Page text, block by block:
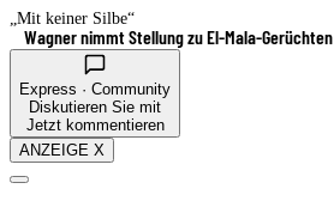
„Mit keiner Silbe“
Wagner nimmt Stellung zu El-Mala-Gerüchten
Express · Community
Diskutieren Sie mit
Jetzt kommentieren
ANZEIGE X